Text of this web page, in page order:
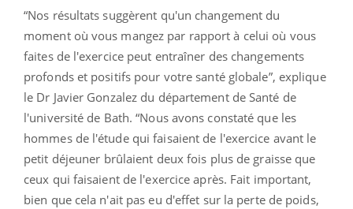
“Nos résultats suggèrent qu'un changement du
moment où vous mangez par rapport à celui où vous
faites de l'exercice peut entraîner des changements
profonds et positifs pour votre santé globale”, explique
le Dr Javier Gonzalez du département de Santé de
l'université de Bath. “Nous avons constaté que les
hommes de l'étude qui faisaient de l'exercice avant le
petit déjeuner brûlaient deux fois plus de graisse que
ceux qui faisaient de l'exercice après. Fait important,
bien que cela n'ait pas eu d'effet sur la perte de poids,